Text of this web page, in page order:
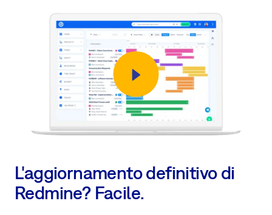
L'aggiornamento definitivo di
Redmine? Facile.